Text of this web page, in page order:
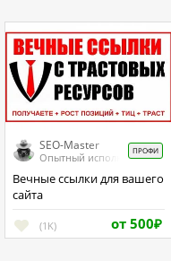
SEO-Master
Опытный исполнитель
ПРОФИ
Вечные ссылки для вашего
сайта
(1K) от 500₽